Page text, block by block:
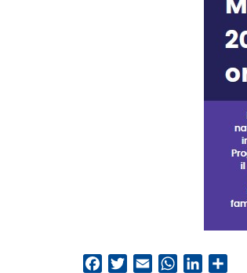
FacebookTwitterEmail WhatsApp
LinkedIn